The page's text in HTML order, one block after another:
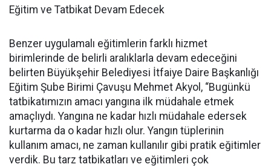
Eğitim ve Tatbikat Devam Edecek
Benzer uygulamalı eğitimlerin farklı hizmet
birimlerinde de belirli aralıklarla devam edeceğini
belirten Büyükşehir Belediyesi İtfaiye Daire Başkanlığı
Eğitim Şube Birimi Çavuşu Mehmet Akyol, “Bugünkü
tatbikatımızın amacı yangına ilk müdahale etmek
amaçlıydı. Yangına ne kadar hızlı müdahale edersek
kurtarma da o kadar hızlı olur. Yangın tüplerinin
kullanım amacı, ne zaman kullanılır gibi pratik eğitimler
verdik. Bu tarz tatbikatları ve eğitimleri çok